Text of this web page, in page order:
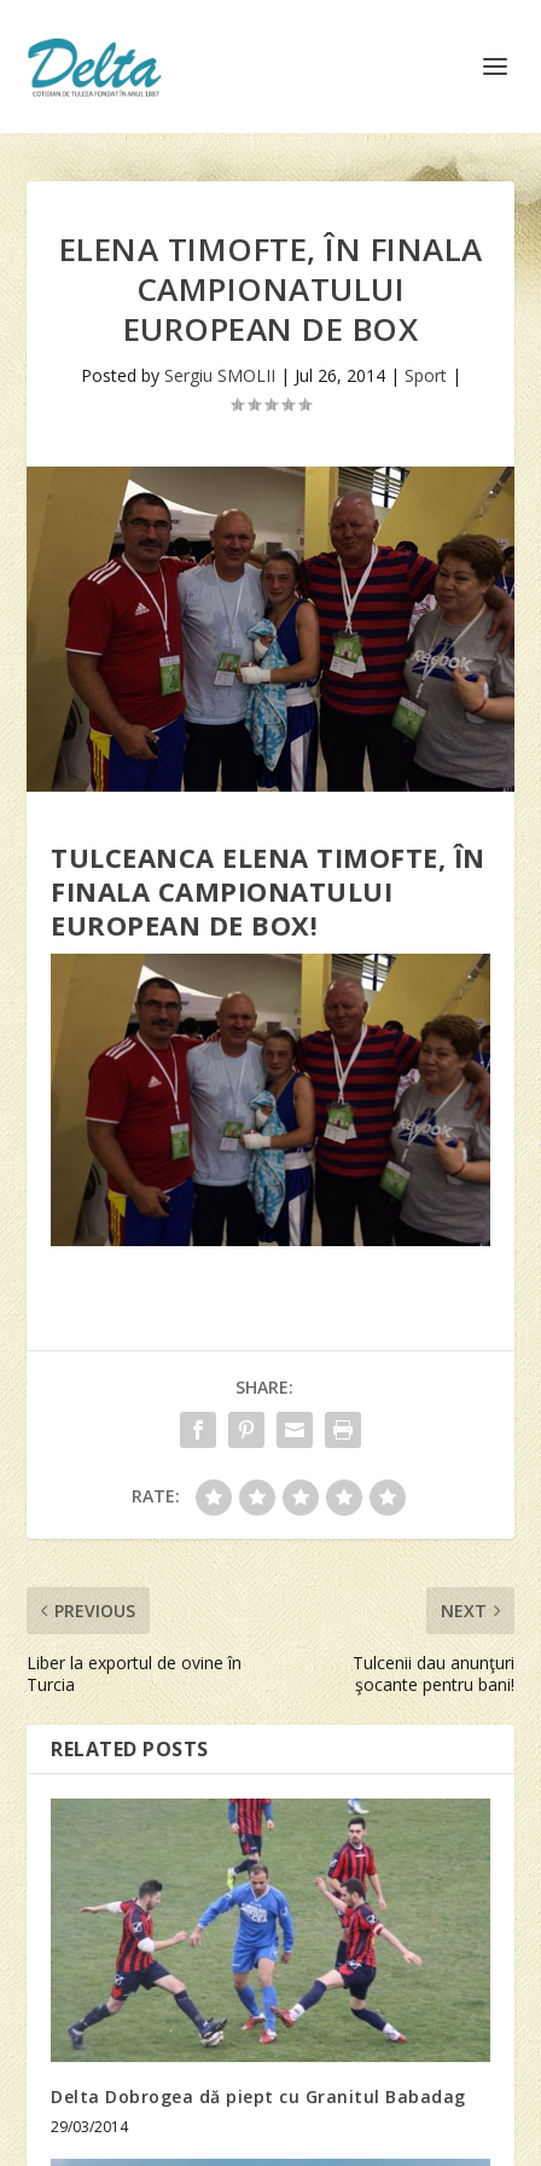
ELENA TIMOFTE, ÎN FINALA
CAMPIONATULUI
EUROPEAN DE BOX
Posted by Sergiu SMOLII | Jul 26, 2014| Sport|
TULCEANCA ELENA TIMOFTE, ÎN
FINALA CAMPIONATULUI
EUROPEAN DE BOX!
SHARE:
RATE:
PREVIOUS
Liber la exportul de ovine în
Turcia
NEXT
Tulcenii dau anunţuri
şocante pentru bani!
RELATED POSTS
Delta Dobrogea dă piept cu Granitul Babadag
29/03/2014